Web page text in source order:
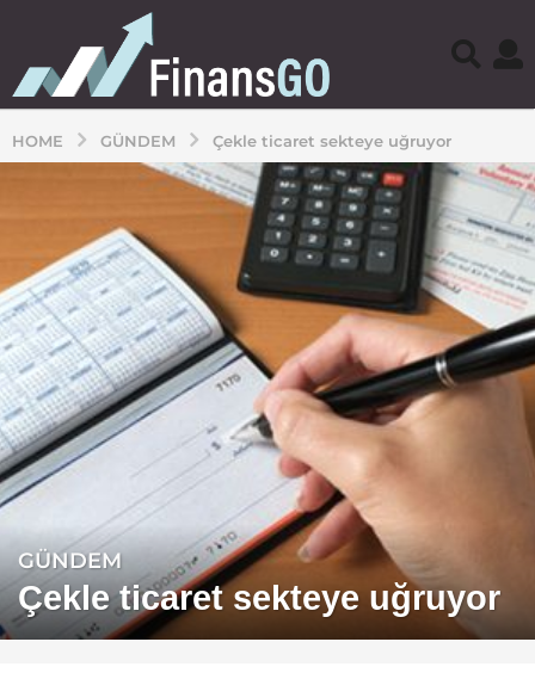
HOME GÜNDEM Çekle ticaret sekteye uğruyor
1
4
y
GÜNDEM
Çekle ticaret sekteye uğruyor